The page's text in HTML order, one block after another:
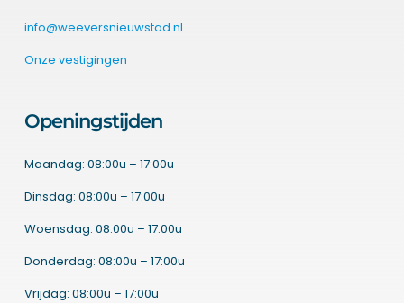
info@weeversnieuwstad.nl
Onze vestigingen
Openingstijden
Maandag: 08:00u – 17:00u
Dinsdag: 08:00u – 17:00u
Woensdag: 08:00u – 17:00u
Donderdag: 08:00u – 17:00u
Vrijdag: 08:00u – 17:00u